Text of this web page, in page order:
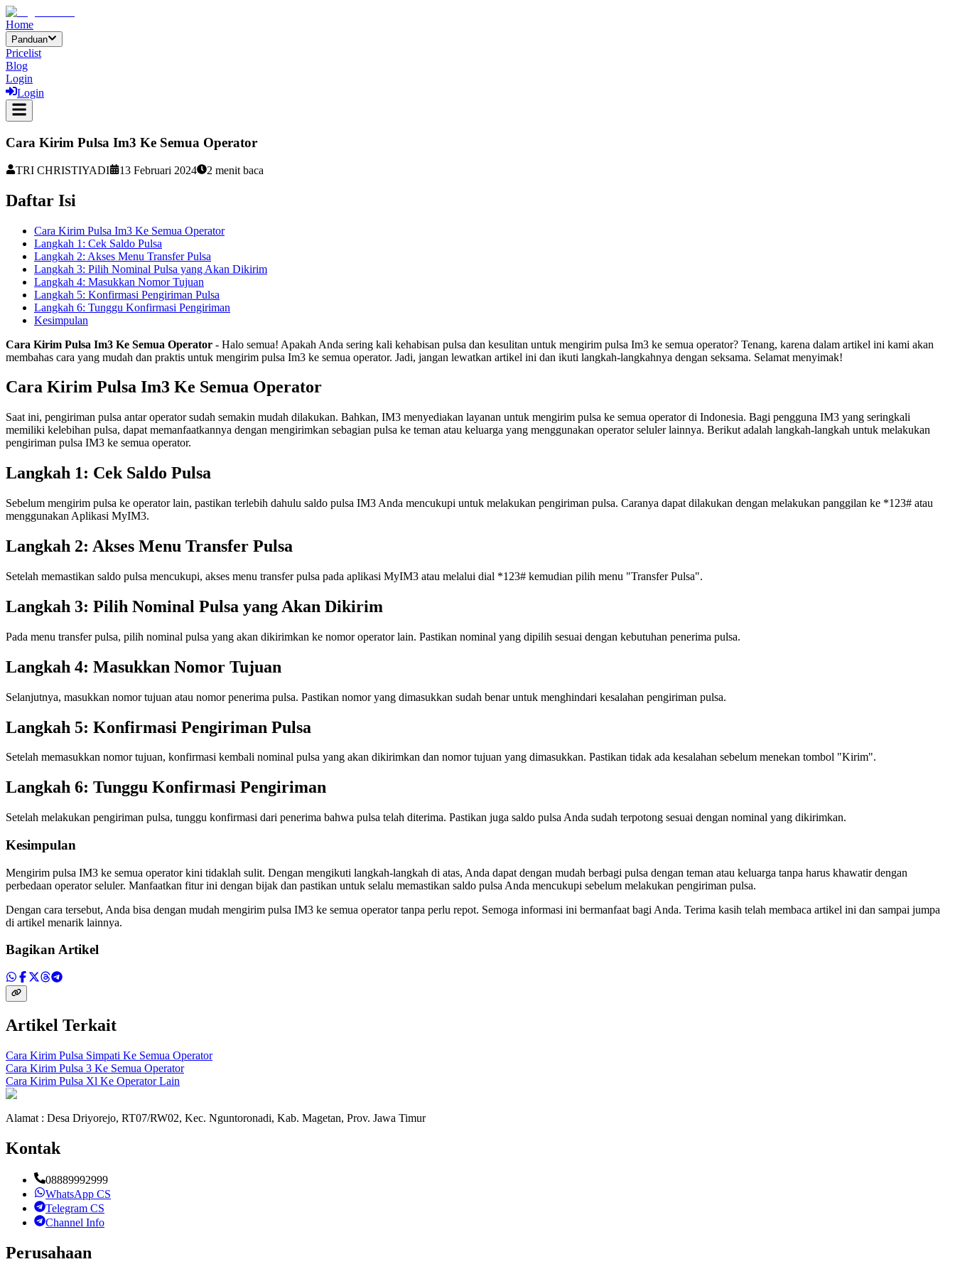
Home
Panduan
Pricelist
Blog
Login
Login
Cara Kirim Pulsa Im3 Ke Semua Operator
TRI CHRISTIYADI 13 Februari 2024 2 menit baca
Daftar Isi
Cara Kirim Pulsa Im3 Ke Semua Operator
Langkah 1: Cek Saldo Pulsa
Langkah 2: Akses Menu Transfer Pulsa
Langkah 3: Pilih Nominal Pulsa yang Akan Dikirim
Langkah 4: Masukkan Nomor Tujuan
Langkah 5: Konfirmasi Pengiriman Pulsa
Langkah 6: Tunggu Konfirmasi Pengiriman
Kesimpulan
Cara Kirim Pulsa Im3 Ke Semua Operator - Halo semua! Apakah Anda sering kali kehabisan pulsa dan kesulitan untuk mengirim pulsa Im3 ke semua operator? Tenang, karena dalam artikel ini kami akan
membahas cara yang mudah dan praktis untuk mengirim pulsa Im3 ke semua operator. Jadi, jangan lewatkan artikel ini dan ikuti langkah-langkahnya dengan seksama. Selamat menyimak!
Cara Kirim Pulsa Im3 Ke Semua Operator
Saat ini, pengiriman pulsa antar operator sudah semakin mudah dilakukan. Bahkan, IM3 menyediakan layanan untuk mengirim pulsa ke semua operator di Indonesia. Bagi pengguna IM3 yang seringkali
memiliki kelebihan pulsa, dapat memanfaatkannya dengan mengirimkan sebagian pulsa ke teman atau keluarga yang menggunakan operator seluler lainnya. Berikut adalah langkah-langkah untuk melakukan
pengiriman pulsa IM3 ke semua operator.
Langkah 1: Cek Saldo Pulsa
Sebelum mengirim pulsa ke operator lain, pastikan terlebih dahulu saldo pulsa IM3 Anda mencukupi untuk melakukan pengiriman pulsa. Caranya dapat dilakukan dengan melakukan panggilan ke *123# atau
menggunakan Aplikasi MyIM3.
Langkah 2: Akses Menu Transfer Pulsa
Setelah memastikan saldo pulsa mencukupi, akses menu transfer pulsa pada aplikasi MyIM3 atau melalui dial *123# kemudian pilih menu "Transfer Pulsa".
Langkah 3: Pilih Nominal Pulsa yang Akan Dikirim
Pada menu transfer pulsa, pilih nominal pulsa yang akan dikirimkan ke nomor operator lain. Pastikan nominal yang dipilih sesuai dengan kebutuhan penerima pulsa.
Langkah 4: Masukkan Nomor Tujuan
Selanjutnya, masukkan nomor tujuan atau nomor penerima pulsa. Pastikan nomor yang dimasukkan sudah benar untuk menghindari kesalahan pengiriman pulsa.
Langkah 5: Konfirmasi Pengiriman Pulsa
Setelah memasukkan nomor tujuan, konfirmasi kembali nominal pulsa yang akan dikirimkan dan nomor tujuan yang dimasukkan. Pastikan tidak ada kesalahan sebelum menekan tombol "Kirim".
Langkah 6: Tunggu Konfirmasi Pengiriman
Setelah melakukan pengiriman pulsa, tunggu konfirmasi dari penerima bahwa pulsa telah diterima. Pastikan juga saldo pulsa Anda sudah terpotong sesuai dengan nominal yang dikirimkan.
Kesimpulan
Mengirim pulsa IM3 ke semua operator kini tidaklah sulit. Dengan mengikuti langkah-langkah di atas, Anda dapat dengan mudah berbagi pulsa dengan teman atau keluarga tanpa harus khawatir dengan
perbedaan operator seluler. Manfaatkan fitur ini dengan bijak dan pastikan untuk selalu memastikan saldo pulsa Anda mencukupi sebelum melakukan pengiriman pulsa.
Dengan cara tersebut, Anda bisa dengan mudah mengirim pulsa IM3 ke semua operator tanpa perlu repot. Semoga informasi ini bermanfaat bagi Anda. Terima kasih telah membaca artikel ini dan sampai jumpa
di artikel menarik lainnya.
Bagikan Artikel
Artikel Terkait
Cara Kirim Pulsa Simpati Ke Semua Operator
Cara Kirim Pulsa 3 Ke Semua Operator
Cara Kirim Pulsa Xl Ke Operator Lain
Alamat : Desa Driyorejo, RT07/RW02, Kec. Nguntoronadi, Kab. Magetan, Prov. Jawa Timur
Kontak
08889992999
WhatsApp CS
Telegram CS
Channel Info
Perusahaan